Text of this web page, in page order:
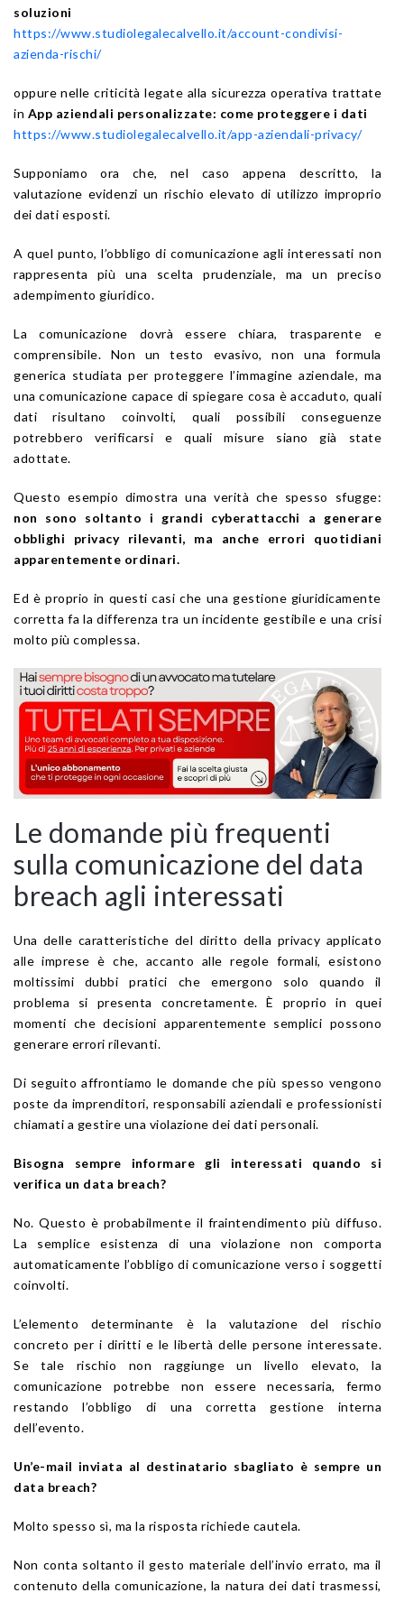
soluzioni
https://www.studiolegalecalvello.it/account-condivisi-
azienda-rischi/
oppure nelle criticità legate alla sicurezza operativa trattate
in App aziendali personalizzate: come proteggere i dati
https://www.studiolegalecalvello.it/app-aziendali-privacy/
Supponiamo ora che, nel caso appena descritto, la
valutazione evidenzi un rischio elevato di utilizzo improprio
dei dati esposti.
A quel punto, l’obbligo di comunicazione agli interessati non
rappresenta più una scelta prudenziale, ma un preciso
adempimento giuridico.
La comunicazione dovrà essere chiara, trasparente e
comprensibile. Non un testo evasivo, non una formula
generica studiata per proteggere l’immagine aziendale, ma
una comunicazione capace di spiegare cosa è accaduto, quali
dati risultano coinvolti, quali possibili conseguenze
potrebbero verificarsi e quali misure siano già state
adottate.
Questo esempio dimostra una verità che spesso sfugge:
non sono soltanto i grandi cyberattacchi a generare
obblighi privacy rilevanti, ma anche errori quotidiani
apparentemente ordinari.
Ed è proprio in questi casi che una gestione giuridicamente
corretta fa la differenza tra un incidente gestibile e una crisi
molto più complessa.
Le domande più frequenti
sulla comunicazione del data
breach agli interessati
Una delle caratteristiche del diritto della privacy applicato
alle imprese è che, accanto alle regole formali, esistono
moltissimi dubbi pratici che emergono solo quando il
problema si presenta concretamente. È proprio in quei
momenti che decisioni apparentemente semplici possono
generare errori rilevanti.
Di seguito affrontiamo le domande che più spesso vengono
poste da imprenditori, responsabili aziendali e professionisti
chiamati a gestire una violazione dei dati personali.
Bisogna sempre informare gli interessati quando si
verifica un data breach?
No. Questo è probabilmente il fraintendimento più diffuso.
La semplice esistenza di una violazione non comporta
automaticamente l’obbligo di comunicazione verso i soggetti
coinvolti.
L’elemento determinante è la valutazione del rischio
concreto per i diritti e le libertà delle persone interessate.
Se tale rischio non raggiunge un livello elevato, la
comunicazione potrebbe non essere necessaria, fermo
restando l’obbligo di una corretta gestione interna
dell’evento.
Un’e-mail inviata al destinatario sbagliato è sempre un
data breach?
Molto spesso sì, ma la risposta richiede cautela.
Non conta soltanto il gesto materiale dell’invio errato, ma il
contenuto della comunicazione, la natura dei dati trasmessi,